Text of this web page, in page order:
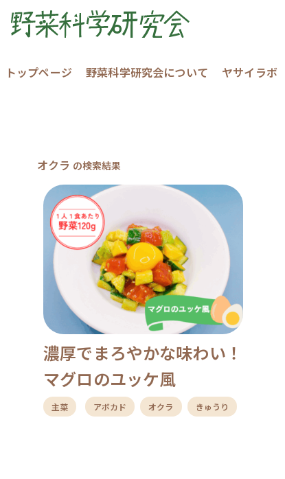
トップページ 野菜科学研究会について ヤサイラボ
オクラ の検索結果
濃厚でまろやかな味わい！
マグロのユッケ風
主菜 アボカド オクラ きゅうり